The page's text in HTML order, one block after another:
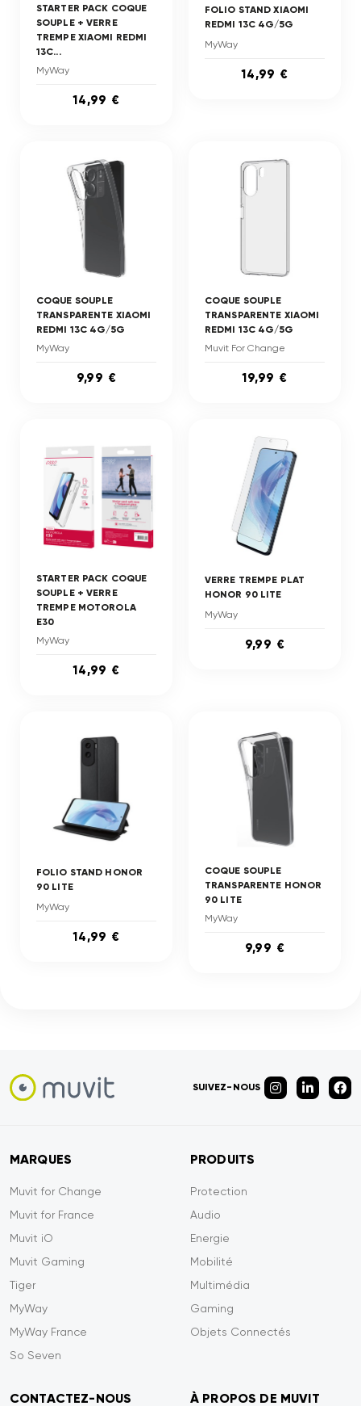
STARTER PACK COQUE
SOUPLE + VERRE
TREMPE XIAOMI REDMI
13C...
MyWay
14,99 €
FOLIO STAND XIAOMI
REDMI 13C 4G/5G
MyWay
14,99 €
COQUE SOUPLE
TRANSPARENTE XIAOMI
REDMI 13C 4G/5G
MyWay
9,99 €
COQUE SOUPLE
TRANSPARENTE XIAOMI
REDMI 13C 4G/5G
Muvit For Change
19,99 €
STARTER PACK COQUE
SOUPLE + VERRE
TREMPE MOTOROLA
E30
MyWay
14,99 €
VERRE TREMPE PLAT
HONOR 90 LITE
MyWay
9,99 €
FOLIO STAND HONOR
90 LITE
MyWay
14,99 €
COQUE SOUPLE
TRANSPARENTE HONOR
90 LITE
MyWay
9,99 €
SUIVEZ-NOUS
MARQUES
Muvit for Change
Muvit for France
Muvit iO
Muvit Gaming
Tiger
MyWay
MyWay France
So Seven
PRODUITS
Protection
Audio
Energie
Mobilité
Multimédia
Gaming
Objets Connectés
CONTACTEZ-NOUS À PROPOS DE MUVIT